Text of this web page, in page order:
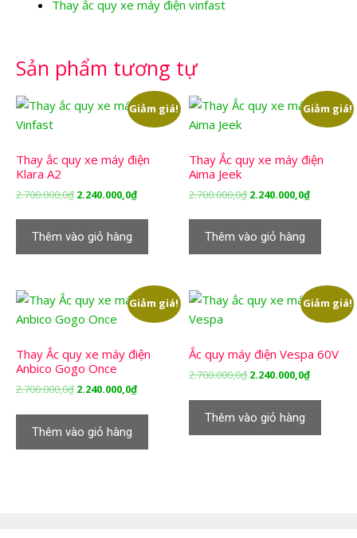
Thay ắc quy xe máy điện vinfast
Sản phẩm tương tự
Giảm giá!
Thay ắc quy xe máy điện
Klara A2
2.700.000,0₫ Giá
2.700.000,0₫.
2.240.000,0₫Giá
2.240.000,0₫.
Thêm vào giỏ hàng
Giảm giá!
Thay Ắc quy xe máy điện
Aima Jeek
2.700.000,0₫ Giá
2.700.000,0₫.
2.240.000,0₫Giá
Thêm vào giỏ hàng
Giảm giá!
Thay Ắc quy xe máy điện
Anbico Gogo Once
2.700.000,0₫ Giá
2.700.000,0₫.
2.240.000,0₫Giá
2.240.000,0₫.
Thêm vào giỏ hàng
Giảm giá!
Ắc quy máy điện Vespa 60V
2.700.000,0₫ Giá
2.700.000,0₫.
2.240.000,0₫Giá
Thêm vào giỏ hàng